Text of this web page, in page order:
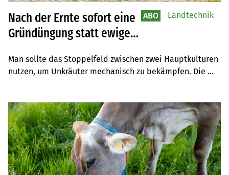
Nach der Ernte sofort eine
Gründüngung statt ewige
Man sollte das Stoppelfeld zwischen zwei Hauptkulturen
nutzen, um Unkräuter mechanisch zu bekämpfen. Die
Grafenried BE umsetzt.
ABO Landtechnik